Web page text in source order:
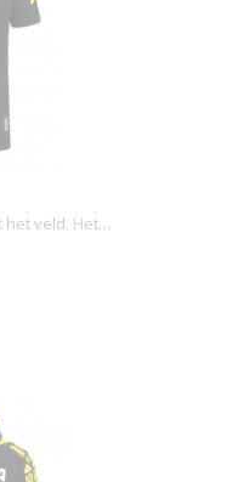
het veld. Het…